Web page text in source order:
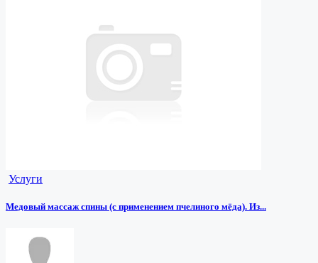
Услуги
Медовый массаж спины (с применением пчелиного мёда). Из...